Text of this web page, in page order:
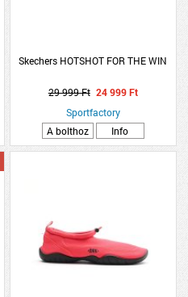
Skechers HOTSHOT FOR THE WIN
29 999 Ft 24 999 Ft
Sportfactory
A bolthoz
Info